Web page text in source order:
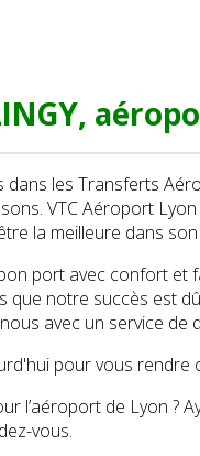
dans les Transferts
VTC Aéroport
la meilleure dans
port avec confort et
que notre succès est
avec un service de
pour vous rendre
l’aéroport de Lyon
vous.